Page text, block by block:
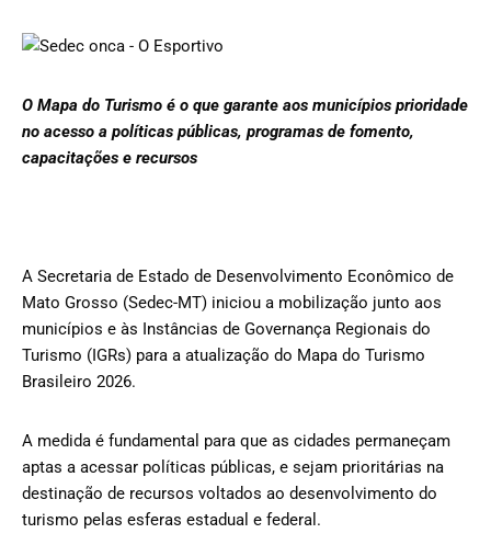
O Mapa do Turismo é o que garante aos municípios prioridade
no acesso a políticas públicas, programas de fomento,
capacitações e recursos
A Secretaria de Estado de Desenvolvimento Econômico de
Mato Grosso (Sedec-MT) iniciou a mobilização junto aos
municípios e às Instâncias de Governança Regionais do
Turismo (IGRs) para a atualização do Mapa do Turismo
Brasileiro 2026.
A medida é fundamental para que as cidades permaneçam
aptas a acessar políticas públicas, e sejam prioritárias na
destinação de recursos voltados ao desenvolvimento do
turismo pelas esferas estadual e federal.